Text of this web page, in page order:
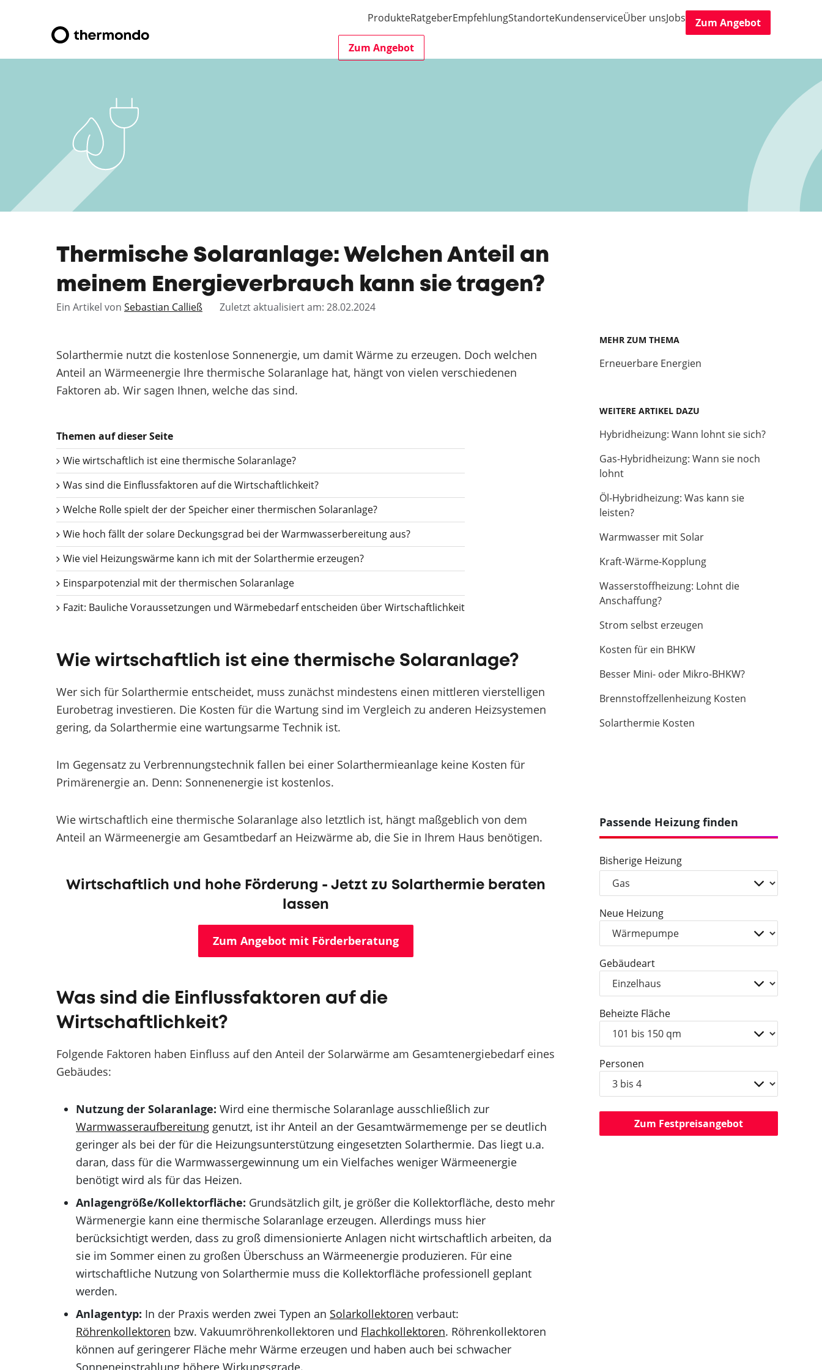
ProdukteRatgeberEmpfehlungStandorteKundenserviceÜber unsJobs
Zum Angebot
Zum Angebot
Thermische Solaranlage: Welchen Anteil an
meinem Energieverbrauch kann sie tragen?
Ein Artikel von Sebastian Calließ Zuletzt aktualisiert am: 28.02.2024
Solarthermie nutzt die kostenlose Sonnenergie, um damit Wärme zu erzeugen. Doch welchen
Anteil an Wärmeenergie Ihre thermische Solaranlage hat, hängt von vielen verschiedenen
Faktoren ab. Wir sagen Ihnen, welche das sind.
Themen auf dieser Seite
Wie wirtschaftlich ist eine thermische Solaranlage?
Was sind die Einflussfaktoren auf die Wirtschaftlichkeit?
Welche Rolle spielt der der Speicher einer thermischen Solaranlage?
Wie hoch fällt der solare Deckungsgrad bei der Warmwasserbereitung aus?
Wie viel Heizungswärme kann ich mit der Solarthermie erzeugen?
Einsparpotenzial mit der thermischen Solaranlage
Fazit: Bauliche Voraussetzungen und Wärmebedarf entscheiden über Wirtschaftlichkeit
Wie wirtschaftlich ist eine thermische Solaranlage?
Wer sich für Solarthermie entscheidet, muss zunächst mindestens einen mittleren vierstelligen
Eurobetrag investieren. Die Kosten für die Wartung sind im Vergleich zu anderen Heizsystemen
gering, da Solarthermie eine wartungsarme Technik ist.
Im Gegensatz zu Verbrennungstechnik fallen bei einer Solarthermieanlage keine Kosten für
Primärenergie an. Denn: Sonnenenergie ist kostenlos.
Wie wirtschaftlich eine thermische Solaranlage also letztlich ist, hängt maßgeblich von dem
Anteil an Wärmeenergie am Gesamtbedarf an Heizwärme ab, die Sie in Ihrem Haus benötigen.
Wirtschaftlich und hohe Förderung - Jetzt zu Solarthermie beraten
lassen
Zum Angebot mit Förderberatung
Was sind die Einflussfaktoren auf die
Wirtschaftlichkeit?
Folgende Faktoren haben Einfluss auf den Anteil der Solarwärme am Gesamtenergiebedarf eines
Gebäudes:
Nutzung der Solaranlage: Wird eine thermische Solaranlage ausschließlich zur
Warmwasseraufbereitung genutzt, ist ihr Anteil an der Gesamtwärmemenge per se deutlich
geringer als bei der für die Heizungsunterstützung eingesetzten Solarthermie. Das liegt u.a.
daran, dass für die Warmwassergewinnung um ein Vielfaches weniger Wärmeenergie
benötigt wird als für das Heizen.
Anlagengröße/Kollektorfläche: Grundsätzlich gilt, je größer die Kollektorfläche, desto mehr
Wärmenergie kann eine thermische Solaranlage erzeugen. Allerdings muss hier
berücksichtigt werden, dass zu groß dimensionierte Anlagen nicht wirtschaftlich arbeiten, da
sie im Sommer einen zu großen Überschuss an Wärmeenergie produzieren. Für eine
wirtschaftliche Nutzung von Solarthermie muss die Kollektorfläche professionell geplant
werden.
Anlagentyp: In der Praxis werden zwei Typen an Solarkollektoren verbaut:
Röhrenkollektoren bzw. Vakuumröhrenkollektoren und Flachkollektoren. Röhrenkollektoren
können auf geringerer Fläche mehr Wärme erzeugen und haben auch bei schwacher
Sonneneinstrahlung höhere Wirkungsgrade.
MEHR ZUM THEMA
Erneuerbare Energien
WEITERE ARTIKEL DAZU
Hybridheizung: Wann lohnt sie sich?
Gas-Hybridheizung: Wann sie noch
lohnt
Öl-Hybridheizung: Was kann sie
leisten?
Warmwasser mit Solar
Kraft-Wärme-Kopplung
Wasserstoffheizung: Lohnt die
Anschaffung?
Strom selbst erzeugen
Kosten für ein BHKW
Besser Mini- oder Mikro-BHKW?
Brennstoffzellenheizung Kosten
Solarthermie Kosten
Passende Heizung finden
Bisherige Heizung
Neue Heizung
Gebäudeart
Beheizte Fläche
Personen
Zum Festpreisangebot